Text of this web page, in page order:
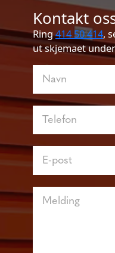
Kontakt
Ring414 50 414,
ut skjemaet under
Kontakt
oss